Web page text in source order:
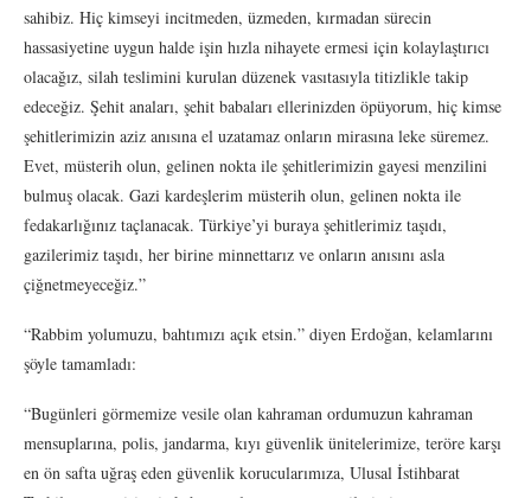
sahibiz. Hiç kimseyi incitmeden, üzmeden, kırmadan sürecin
hassasiyetine uygun halde işin hızla nihayete ermesi için kolaylaştırıcı
olacağız, silah teslimini kurulan düzenek vasıtasıyla titizlikle takip
edeceğiz. Şehit anaları, şehit babaları ellerinizden öpüyorum, hiç kimse
şehitlerimizin aziz anısına el uzatamaz onların mirasına leke süremez.
Evet, müsterih olun, gelinen nokta ile şehitlerimizin gayesi menzilini
bulmuş olacak. Gazi kardeşlerim müsterih olun, gelinen nokta ile
fedakarlığınız taçlanacak. Türkiye’yi buraya şehitlerimiz taşıdı,
gazilerimiz taşıdı, her birine minnettarız ve onların anısını asla
çiğnetmeyeceğiz.”
“Rabbim yolumuzu, bahtımızı açık etsin.” diyen Erdoğan, kelamlarını
şöyle tamamladı:
“Bugünleri görmemize vesile olan kahraman ordumuzun kahraman
mensuplarına, polis, jandarma, kıyı güvenlik ünitelerimize, teröre karşı
en ön safta uğraş eden güvenlik korucularımıza, Ulusal İstihbarat